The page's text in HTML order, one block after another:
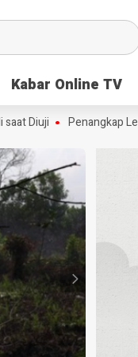
Kabar Online TV
Kabar Online TV
Penangkap Lele Jumbo